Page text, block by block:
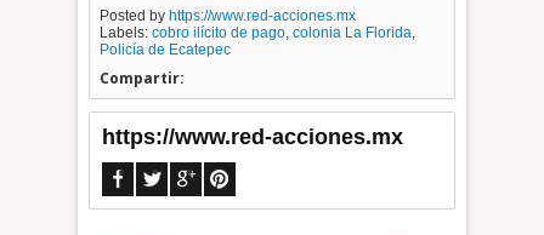
Posted by https://www.red-acciones.mx
Labels:cobro ilícito de pago,colonia La Florida,
Policía de Ecatepec
Compartir:
https://www.red-acciones.mx